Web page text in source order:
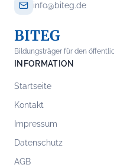
info@biteg.de
BITEG
Bildungsträger für den
INFORMATION
Startseite
Kontakt
Impressum
Datenschutz
AGB